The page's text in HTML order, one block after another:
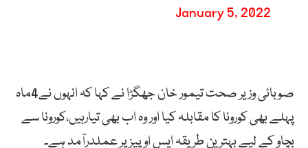
January 5, 2022
صوبائی وزیر صحت تیمور خان جھگڑا نے کہا کہ انہوں نے4ماہ
پہلے بھی کورونا کا مقابلہ کیا اور وہ اب بھی تیارہیں،کورونا سے
بچاو کے لیے بہترین طریقہ ایس او پیز پر عملدرآمد ہے۔